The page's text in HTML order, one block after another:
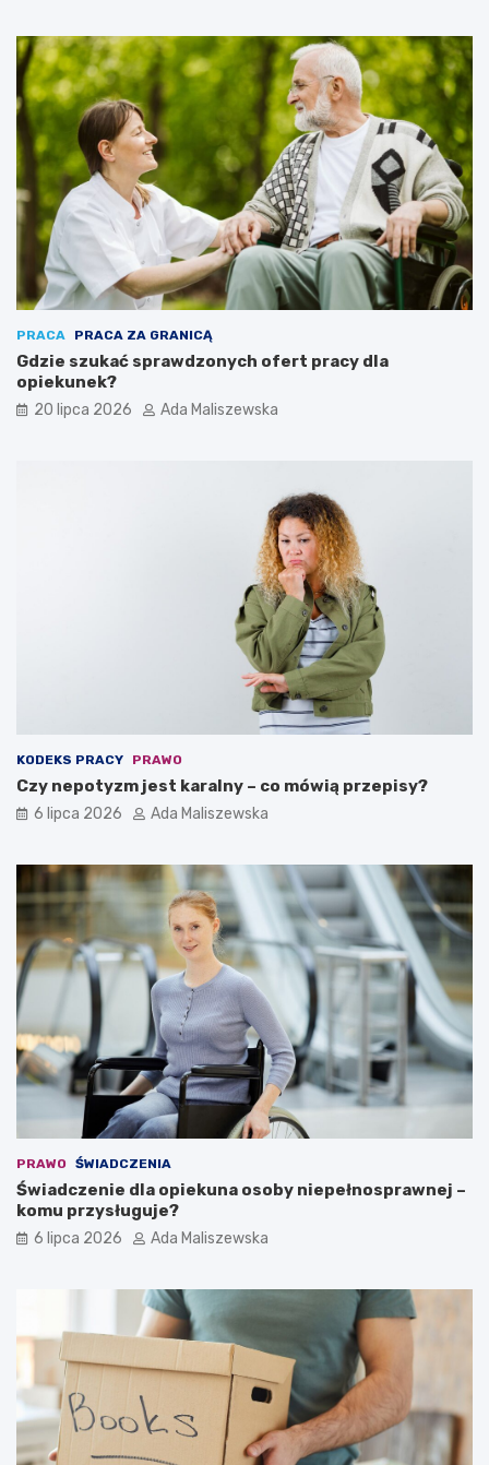
PRACA PRACA ZA GRANICĄ
Gdzie szukać sprawdzonych ofert pracy dla
opiekunek?
20 lipca 2026 Ada Maliszewska
KODEKS PRACY PRAWO
Czy nepotyzm jest karalny – co mówią przepisy?
6 lipca 2026 Ada Maliszewska
PRAWO ŚWIADCZENIA
Świadczenie dla opiekuna osoby niepełnosprawnej –
komu przysługuje?
6 lipca 2026 Ada Maliszewska